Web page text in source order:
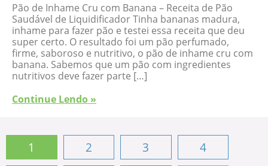
Pão de Inhame Cru com Banana – Receita de Pão
Saudável de Liquidificador Tinha bananas madura,
inhame para fazer pão e testei essa receita que deu
super certo. O resultado foi um pão perfumado,
firme, saboroso e nutritivo, o pão de inhame cru com
banana. Sabemos que um pão com ingredientes
nutritivos deve fazer parte […]
Continue Lendo »
1 2 3
4